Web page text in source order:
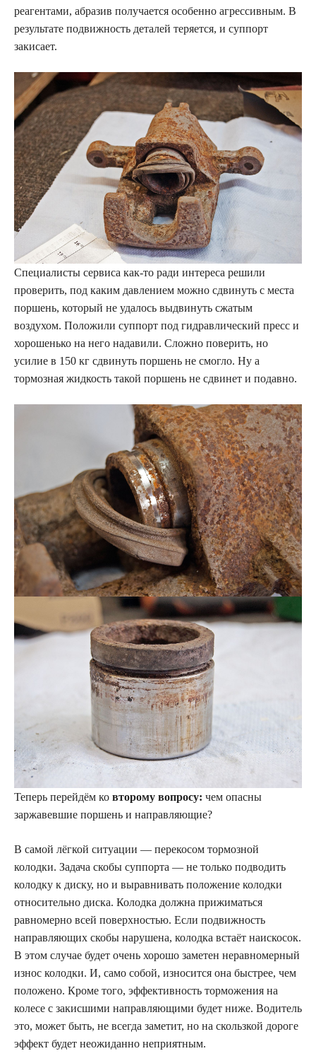
реагентами, абразив получается особенно агрессивным. В
результате подвижность деталей теряется, и суппорт
закисает.
Специалисты сервиса как-то ради интереса решили
проверить, под каким давлением можно сдвинуть с места
поршень, который не удалось выдвинуть сжатым
воздухом. Положили суппорт под гидравлический пресс и
хорошенько на него надавили. Сложно поверить, но
усилие в 150 кг сдвинуть поршень не смогло. Ну а
тормозная жидкость такой поршень не сдвинет и подавно.
Теперь перейдём ко второму вопросу: чем опасны
заржавевшие поршень и направляющие?
В самой лёгкой ситуации — перекосом тормозной
колодки. Задача скобы суппорта — не только подводить
колодку к диску, но и выравнивать положение колодки
относительно диска. Колодка должна прижиматься
равномерно всей поверхностью. Если подвижность
направляющих скобы нарушена, колодка встаёт наискосок.
В этом случае будет очень хорошо заметен неравномерный
износ колодки. И, само собой, износится она быстрее, чем
положено. Кроме того, эффективность торможения на
колесе с закисшими направляющими будет ниже. Водитель
это, может быть, не всегда заметит, но на скользкой дороге
эффект будет неожиданно неприятным.